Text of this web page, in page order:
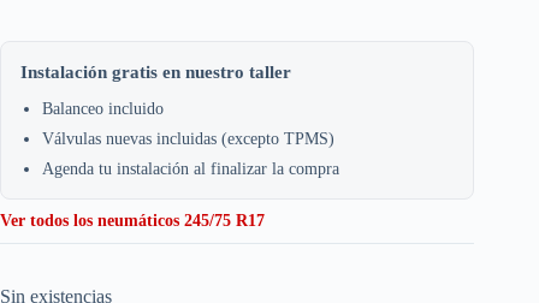
Instalación gratis en nuestro taller
Balanceo incluido
Válvulas nuevas incluidas (excepto TPMS)
Agenda tu instalación al finalizar la compra
Ver todos los neumáticos 245/75 R17
Sin existencias